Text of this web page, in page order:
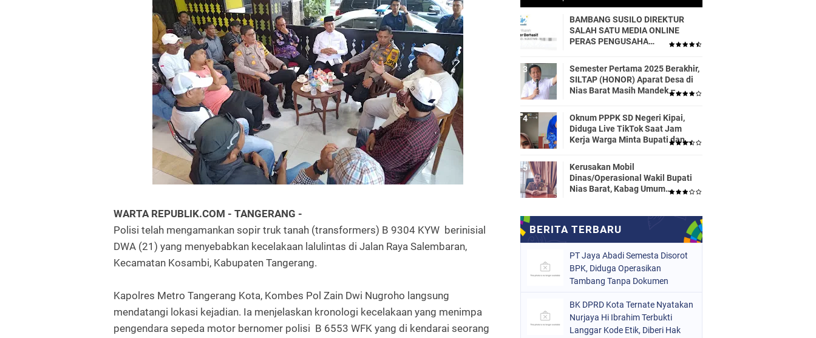
WARTA REPUBLIK.COM - TANGERANG -
Polisi telah mengamankan sopir truk tanah (transformers) B 9304 KYW berinisial
DWA (21) yang menyebabkan kecelakaan lalulintas di Jalan Raya Salembaran,
Kecamatan Kosambi, Kabupaten Tangerang.
Kapolres Metro Tangerang Kota, Kombes Pol Zain Dwi Nugroho langsung
mendatangi lokasi kejadian. Ia menjelaskan kronologi kecelakaan yang menimpa
pengendara sepeda motor bernomer polisi B 6553 WFK yang di kendarai seorang
Masyarakat Dirugikan!
BAMBANG SUSILO DIREKTUR
SALAH SATU MEDIA ONLINE
PERAS PENGUSAHA
Semester Pertama 2025 Berakhir,
SILTAP (HONOR) Aparat Desa di
Nias Barat Masih Mandek –
Persen
Oknum PPPK SD Negeri Kipai,
Diduga Live TikTok Saat Jam
Kerja Warga Minta Bupati dan
Segera Proses Sesuai Hukum
Kerusakan Mobil
Dinas/Operasional Wakil Bupati
Nias Barat, Kabag Umum
PT Jaya Abadi Semesta Disorot
BPK, Diduga Operasikan
Tambang Tanpa Dokumen
Limbah ke Hulu Sungai
BK DPRD Kota Ternate Nyatakan
Nurjaya Hi Ibrahim Terbukti
Langgar Kode Etik, Diberi Hak